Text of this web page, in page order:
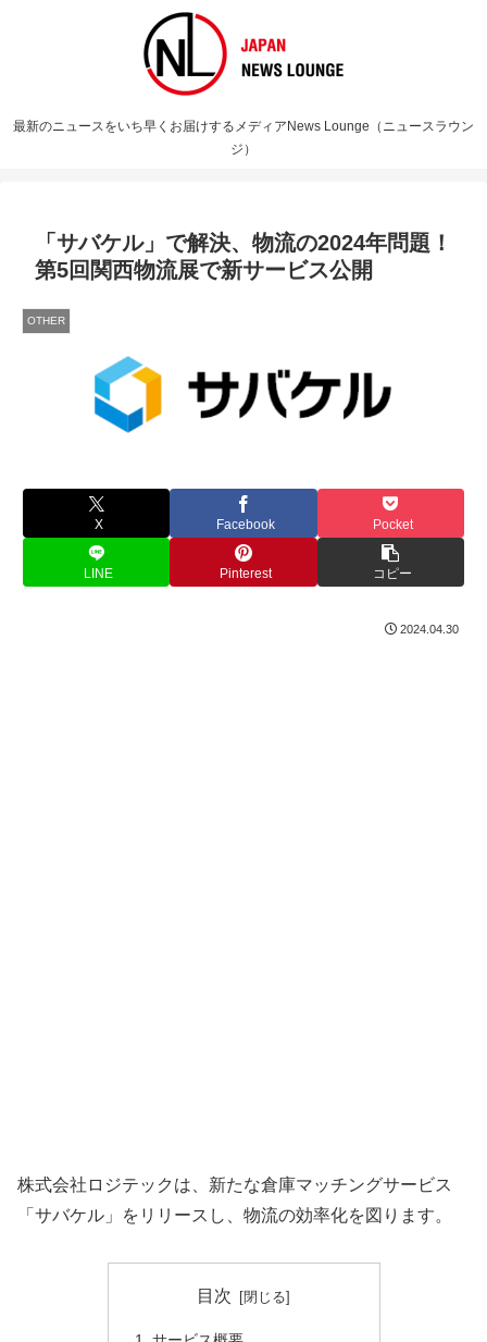
最新のニュースをいち早くお届けするメディアNews Lounge（ニュースラウン
ジ）
「サバケル」で解決、物流の2024年問題！
第5回関西物流展で新サービス公開
OTHER
X Facebook Pocket
LINE Pinterest コピー
2024.04.30
株式会社ロジテックは、新たな倉庫マッチングサービス
「サバケル」をリリースし、物流の効率化を図ります。
目次